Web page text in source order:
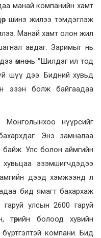
манай компанийн хамт
шинэ жилээ тэмдэглэж
Манай хамт олон жил
авдаг. Заримыг нь
өмнө нь “Шилдэг ил тод
шүү дээ. Бидний хувьд
эзэн болж байгаадаа
нүүрсийг
Энэ замналаа
Улс болон аймгийн
хувьцаа эзэмшигчдэдээ
дээд хэмжээнд л
бид ямагт бахархаж
улсын 2600 гаруй
төрийн болоод хувийн
компани. Бид